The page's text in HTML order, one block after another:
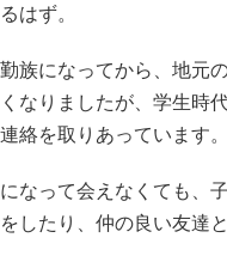
はず。
族になってから、地元
なりましたが、学生時
絡を取りあっています。
なって会えなくても、
したり、仲の良い友達